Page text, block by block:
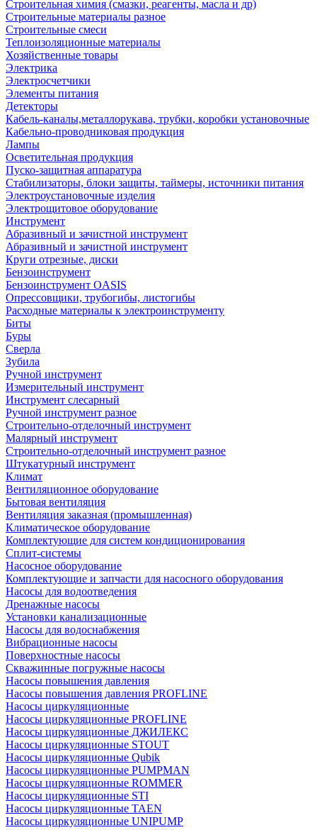
Строительная химия (смазки, реагенты, масла и др)
Строительные материалы разное
Строительные смеси
Теплоизоляционные материалы
Хозяйственные товары
Электрика
Электросчетчики
Элементы питания
Детекторы
Кабель-каналы,металлорукава, трубки, коробки установочные
Кабельно-проводниковая продукция
Лампы
Осветительная продукция
Пуско-защитная аппаратура
Стабилизаторы, блоки защиты, таймеры, источники питания
Электроустановочные изделия
Электрощитовое оборудование
Инструмент
Абразивный и зачистной инструмент
Абразивный и зачистной инструмент
Круги отрезные, диски
Бензоинструмент
Бензоинструмент OASIS
Опрессовщики, трубогибы, листогибы
Расходные материалы к электроинструменту
Биты
Буры
Сверла
Зубила
Ручной инструмент
Измерительный инструмент
Инструмент слесарный
Ручной инструмент разное
Строительно-отделочный инструмент
Малярный инструмент
Строительно-отделочный инструмент разное
Штукатурный инструмент
Климат
Вентиляционное оборудование
Бытовая вентиляция
Вентиляция заказная (промышленная)
Климатическое оборудование
Комплектующие для систем кондиционирования
Сплит-системы
Насосное оборудование
Комплектующие и запчасти для насосного оборудования
Насосы для водоотведения
Дренажные насосы
Установки канализационные
Насосы для водоснабжения
Вибрационные насосы
Поверхностные насосы
Скважинные погружные насосы
Насосы повышения давления
Насосы повышения давления PROFLINE
Насосы циркуляционные
Насосы циркуляционные PROFLINE
Насосы циркуляционные ДЖИЛЕКС
Насосы циркуляционные STOUT
Насосы циркуляционные Qubik
Насосы циркуляционные PUMPMAN
Насосы циркуляционные ROMMER
Насосы циркуляционные STI
Насосы циркуляционные TAEN
Насосы циркуляционные UNIPUMP